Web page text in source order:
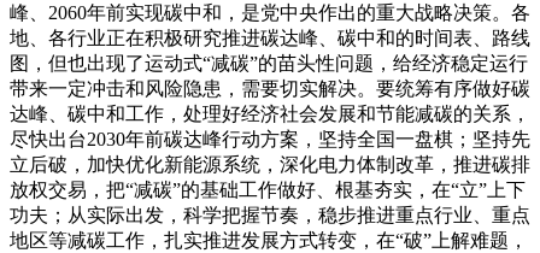
峰、2060年前实现碳中和，是党中央作出的重大战略决策。各
地、各行业正在积极研究推进碳达峰、碳中和的时间表、路线
图，但也出现了运动式“减碳”的苗头性问题，给经济稳定运行
带来一定冲击和风险隐患，需要切实解决。要统筹有序做好碳
达峰、碳中和工作，处理好经济社会发展和节能减碳的关系，
尽快出台2030年前碳达峰行动方案，坚持全国一盘棋；坚持先
立后破，加快优化新能源系统，深化电力体制改革，推进碳排
放权交易，把“减碳”的基础工作做好、根基夯实，在“立”上下
功夫；从实际出发，科学把握节奏，稳步推进重点行业、重点
地区等减碳工作，扎实推进发展方式转变，在“破”上解难题，